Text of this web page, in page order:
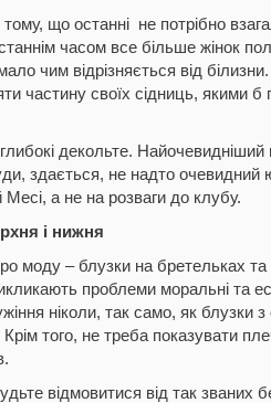
що останні не потрібно
часом все більше жінок
чим відрізняється від
частину своїх сідниць, якими
декольте. Найочевидніший
здається, не надто
Месі, а не на розваги до клубу.
і нижня
моду – блузки на бретельках
проблеми моральні та
ніколи, так само, як блузки
того, не треба показувати
відмовитися від так званих